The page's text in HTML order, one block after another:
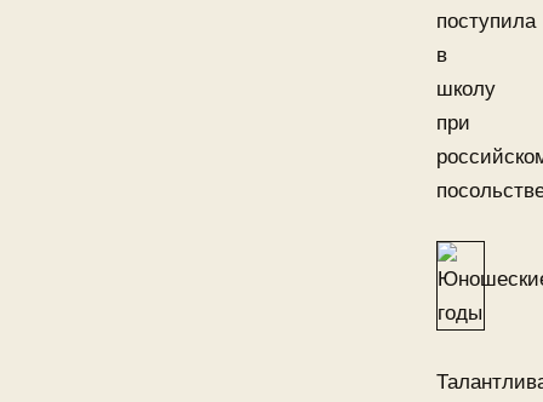
поступила
в
школу
при